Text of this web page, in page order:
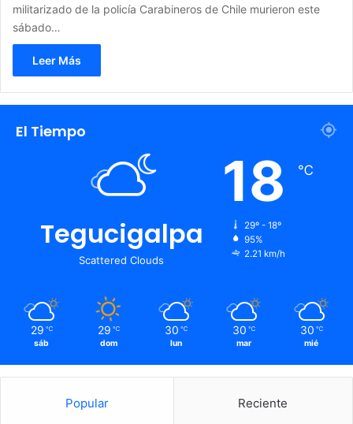
militarizado de la policía Carabineros de Chile murieron este
sábado…
Leer Más
El Tiempo
Tegucigalpa
Scattered Clouds
18 ℃
29º - 18º
95%
2.21 km/h
29 ℃
sáb
29 ℃
dom
30 ℃
lun
30 ℃
mar
30 ℃
mié
Popular Reciente